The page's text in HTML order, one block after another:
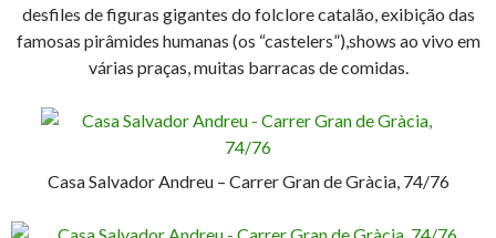
desfiles de figuras gigantes do folclore catalão, exibição das
famosas pirâmides humanas (os “castelers”),shows ao vivo em
várias praças, muitas barracas de comidas.
Casa Salvador Andreu – Carrer Gran de Gràcia, 74/76